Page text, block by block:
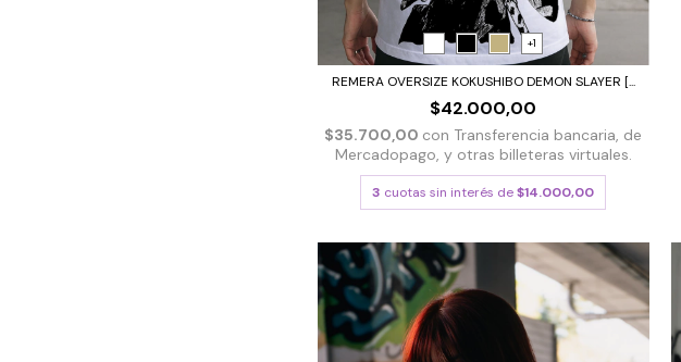
+1
REMERA OVERSIZE KOKUSHIBO DEMON SLAYER [...
$42.000,00
$35.700,00 con Transferencia bancaria, de
Mercadopago, y otras billeteras virtuales.
3 cuotas sin interés de$14.000,00